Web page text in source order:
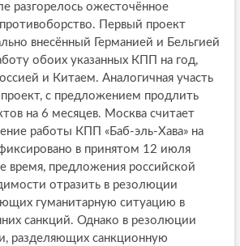
разгорелось ожесточённое
Первый проект
внесённый Германией и Бельгией
обоих указанных КПП на год,
и Китаем. Аналогичная участь
с предложением продлить
на 6 месяцев. Москва считает
работы КПП «Баб-эль-Хава» на
в принятом 12 июля
время, предложения российской
отразить в резолюции
гуманитарную ситуацию в
санкций. Однако в резолюции
разделяющих санкционную